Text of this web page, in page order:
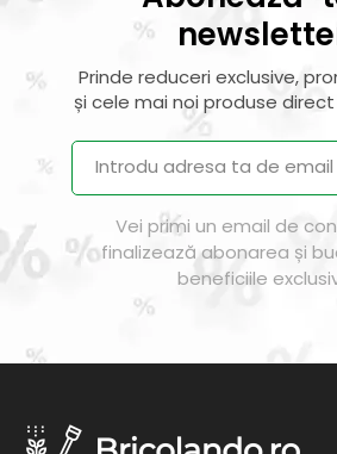
Prinde reduceri exclusive,
și cele mai noi produse
Vei primi un email de
finalizează abonarea și
beneficiile